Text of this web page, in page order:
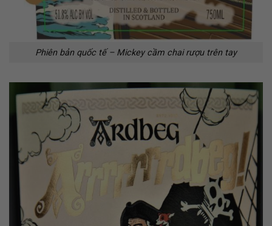
Phiên bản quốc tế – Mickey cầm chai rượu trên tay